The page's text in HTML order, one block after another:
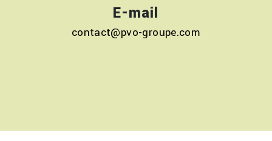
E-mail
contact@pvo-groupe.com